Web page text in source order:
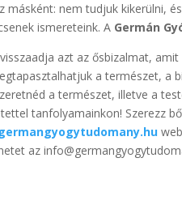
másként: nem tudjuk kikerülni,
ismereteink. A Germán
visszaadja azt az ősbizalmat,
a természet, a
a természet, illetve a
tanfolyamainkon! Szerezz
az